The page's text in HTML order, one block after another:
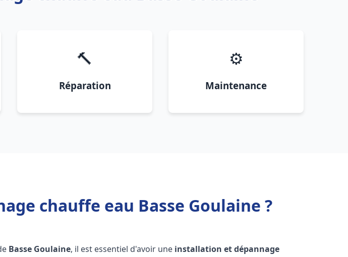
🔨
Réparation
⚙️
Maintenance
chauffe eau Basse Goulaine ?
Basse Goulaine, il est essentiel d'avoir une installation et dépannage